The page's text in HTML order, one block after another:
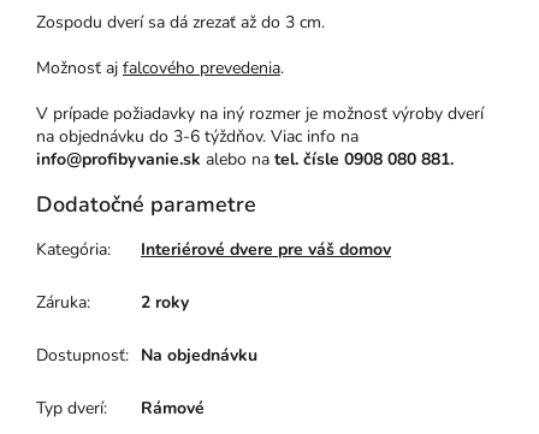
Zospodu dverí sa dá zrezať až do 3 cm.
Možnosť aj falcového prevedenia.
V prípade požiadavky na iný rozmer je možnosť výroby dverí
na objednávku do 3-6 týždňov. Viac info na
info@profibyvanie.sk alebo na tel. čísle 0908 080 881.
Dodatočné parametre
Kategória: Interiérové dvere pre váš domov
Záruka: 2 roky
Dostupnosť: Na objednávku
Typ dverí: Rámové